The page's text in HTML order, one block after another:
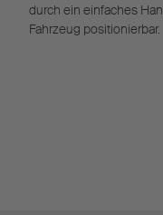
durch ein einfaches
Fahrzeug positionierbar.